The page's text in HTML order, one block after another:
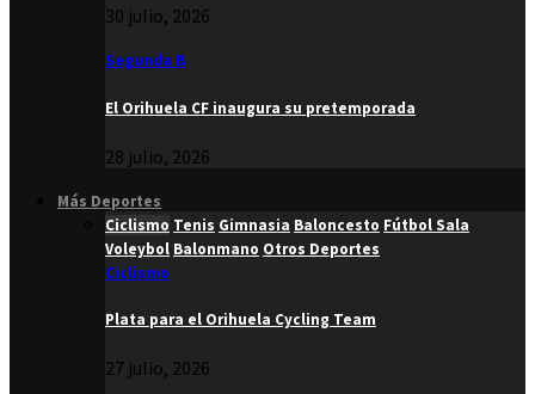
30 julio, 2026
Segunda B
El Orihuela CF inaugura su pretemporada
28 julio, 2026
Más Deportes
Ciclismo Tenis Gimnasia Baloncesto Fútbol Sala
Voleybol Balonmano Otros Deportes
Ciclismo
Plata para el Orihuela Cycling Team
27 julio, 2026